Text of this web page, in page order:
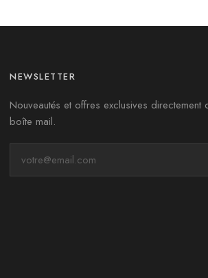
NEWSLETTER
Nouveautés et offres exclusives directement
boîte mail.